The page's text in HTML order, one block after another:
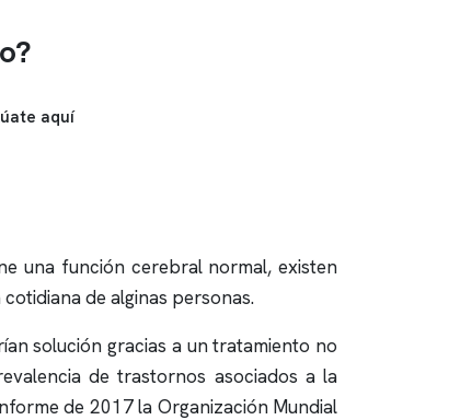
aquí
una función cerebral normal, existen
de alginas personas.
solución gracias a un tratamiento no
de trastornos asociados a la
de 2017 la Organización Mundial